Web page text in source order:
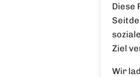
Diese
Ziel
Wir